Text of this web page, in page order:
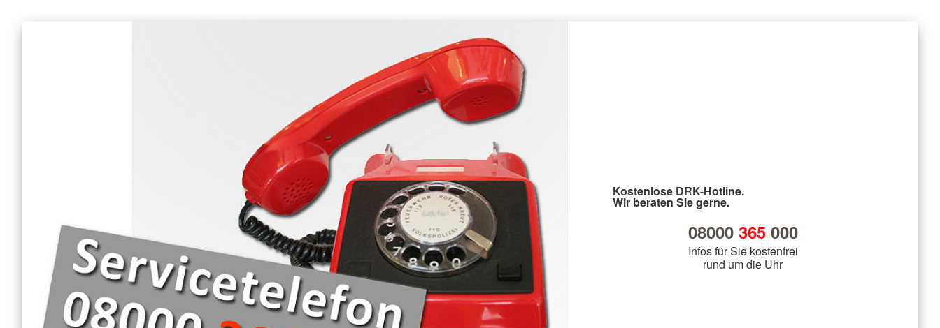
Kostenlose DRK-Hotline.
Wir beraten Sie gerne.
08000 365000
Infos für Sie kostenfrei
rund um die Uhr